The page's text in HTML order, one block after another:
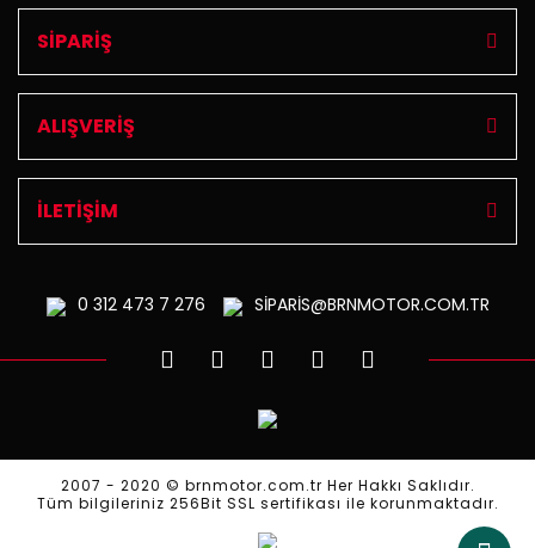
SİPARİŞ
ALIŞVERİŞ
İLETİŞİM
0 312473 7 276 SİPARİS@BRNMOTOR.COM.TR
2007 - 2020 © brnmotor.com.tr Her Hakkı Saklıdır.
Tüm bilgileriniz 256Bit SSL sertifikası ile korunmaktadır.